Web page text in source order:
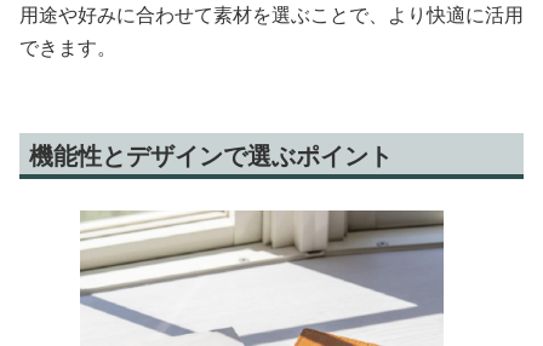
用途や好みに合わせて素材を選ぶことで、より快適に活用
できます。
機能性とデザインで選ぶポイント